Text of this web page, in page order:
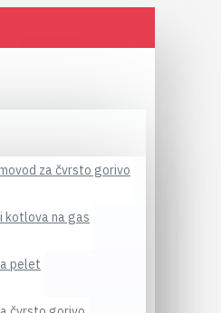
za čvrsto gorivo
kotlova na gas
pelet